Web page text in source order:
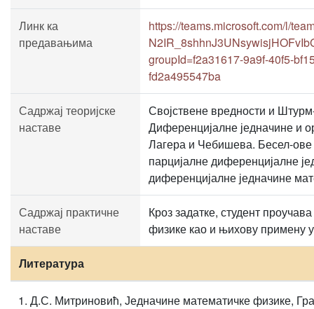
Линк ка
предавањима
https://teams.microsoft.com/l/
groupId=f2a31617-9a9f-40f5-
fd2a495547ba
Садржај теоријске
наставе
Својствене вредности и
Диференцијалне једначине и
Лагера и Чебишева. Бесел-ове
парцијалне диференцијалне
диференцијалне једначине
Садржај практичне
наставе
Кроз задатке, студент
физике као и њихову примену
Литература
Д.С. Митриновић, Једначине математичке физике,